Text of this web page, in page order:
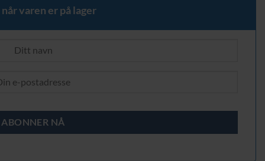
varen er på lager